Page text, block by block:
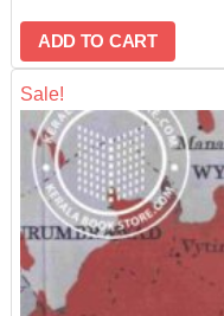
ADD TO CART
Sale!